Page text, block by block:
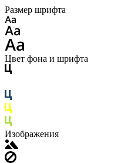
Размер шрифта
Цвет фона и шрифта
Изображения